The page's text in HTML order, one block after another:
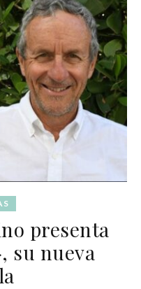
presenta
su nueva